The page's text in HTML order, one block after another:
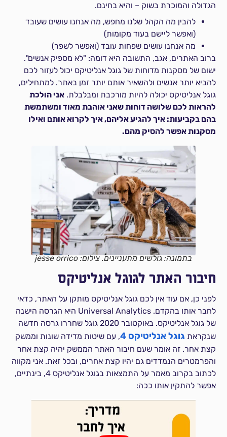
הגדולה והמוכרת בשוק – והיא בחינם.
להבין מה הקהל שלנו מחפש, מה אנחנו עושים שעובד
(ואפשר ליישם בעוד מקומות)
מה אנחנו עושים שפחות עובד (ואפשר לשפר)
ברוב האתרים, אגב, התשובה היא דומה: "לא מספיק אנשים".
ישום של מסקנות מדוחות של גוגל אנליטיקס יכול לעזור לכם
להביא יותר אנשים ולהשאיר אותם יותר זמן באתר. למתחילים,
גוגל אנליטיקס יכולה להיות מורכבת ומבלבלת.אני הולכת
להראות לכם שלושה דוחות שאני אוהבת מאוד ומשתמשת
בהם בקביעות: איך להגיע אליהם, איך לקרוא אותם ואילו
מסקנות אפשר להסיק מהם.
בתמונה: גולשים מתעניינים. צילום: jesse orrico
חיבור האתר לגוגל אנליטיקס
לפני כן, אם עוד אין לכם גוגל אנליטיקס מותקן על האתר, כדאי
לחבר אותו בהקדם. Universal Analytics היא הגרסה הישנה
של גוגל אנליטיקס. באוקטובר 2020 גוגל שחררו גרסה חדשה
שנקראת גוגל אנליטיקס 4
, עם שיטות מדידה שונות וממשק
קצת אחר. זה אומר שעם חיבור האתר הממשק יהיה קצת אחר
והפרמטרים הנמדדים גם יהיו קצת אחרים, ובכל זאת. אני מקווה
לכתוב בקרוב מאמר על התמצאות בגוגל אנליטיקס 4, בינתיים,
אפשר להתקין אותו ככה: